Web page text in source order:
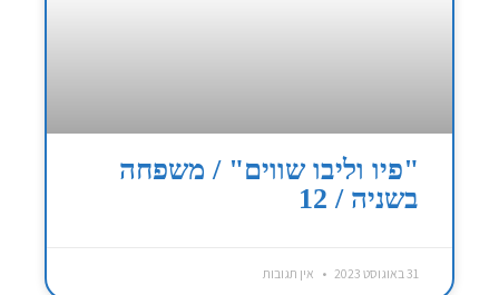
"פיו וליבו שווים" / משפחה
בשניה / 12
31 באוגוסט 2023 אין תגובות